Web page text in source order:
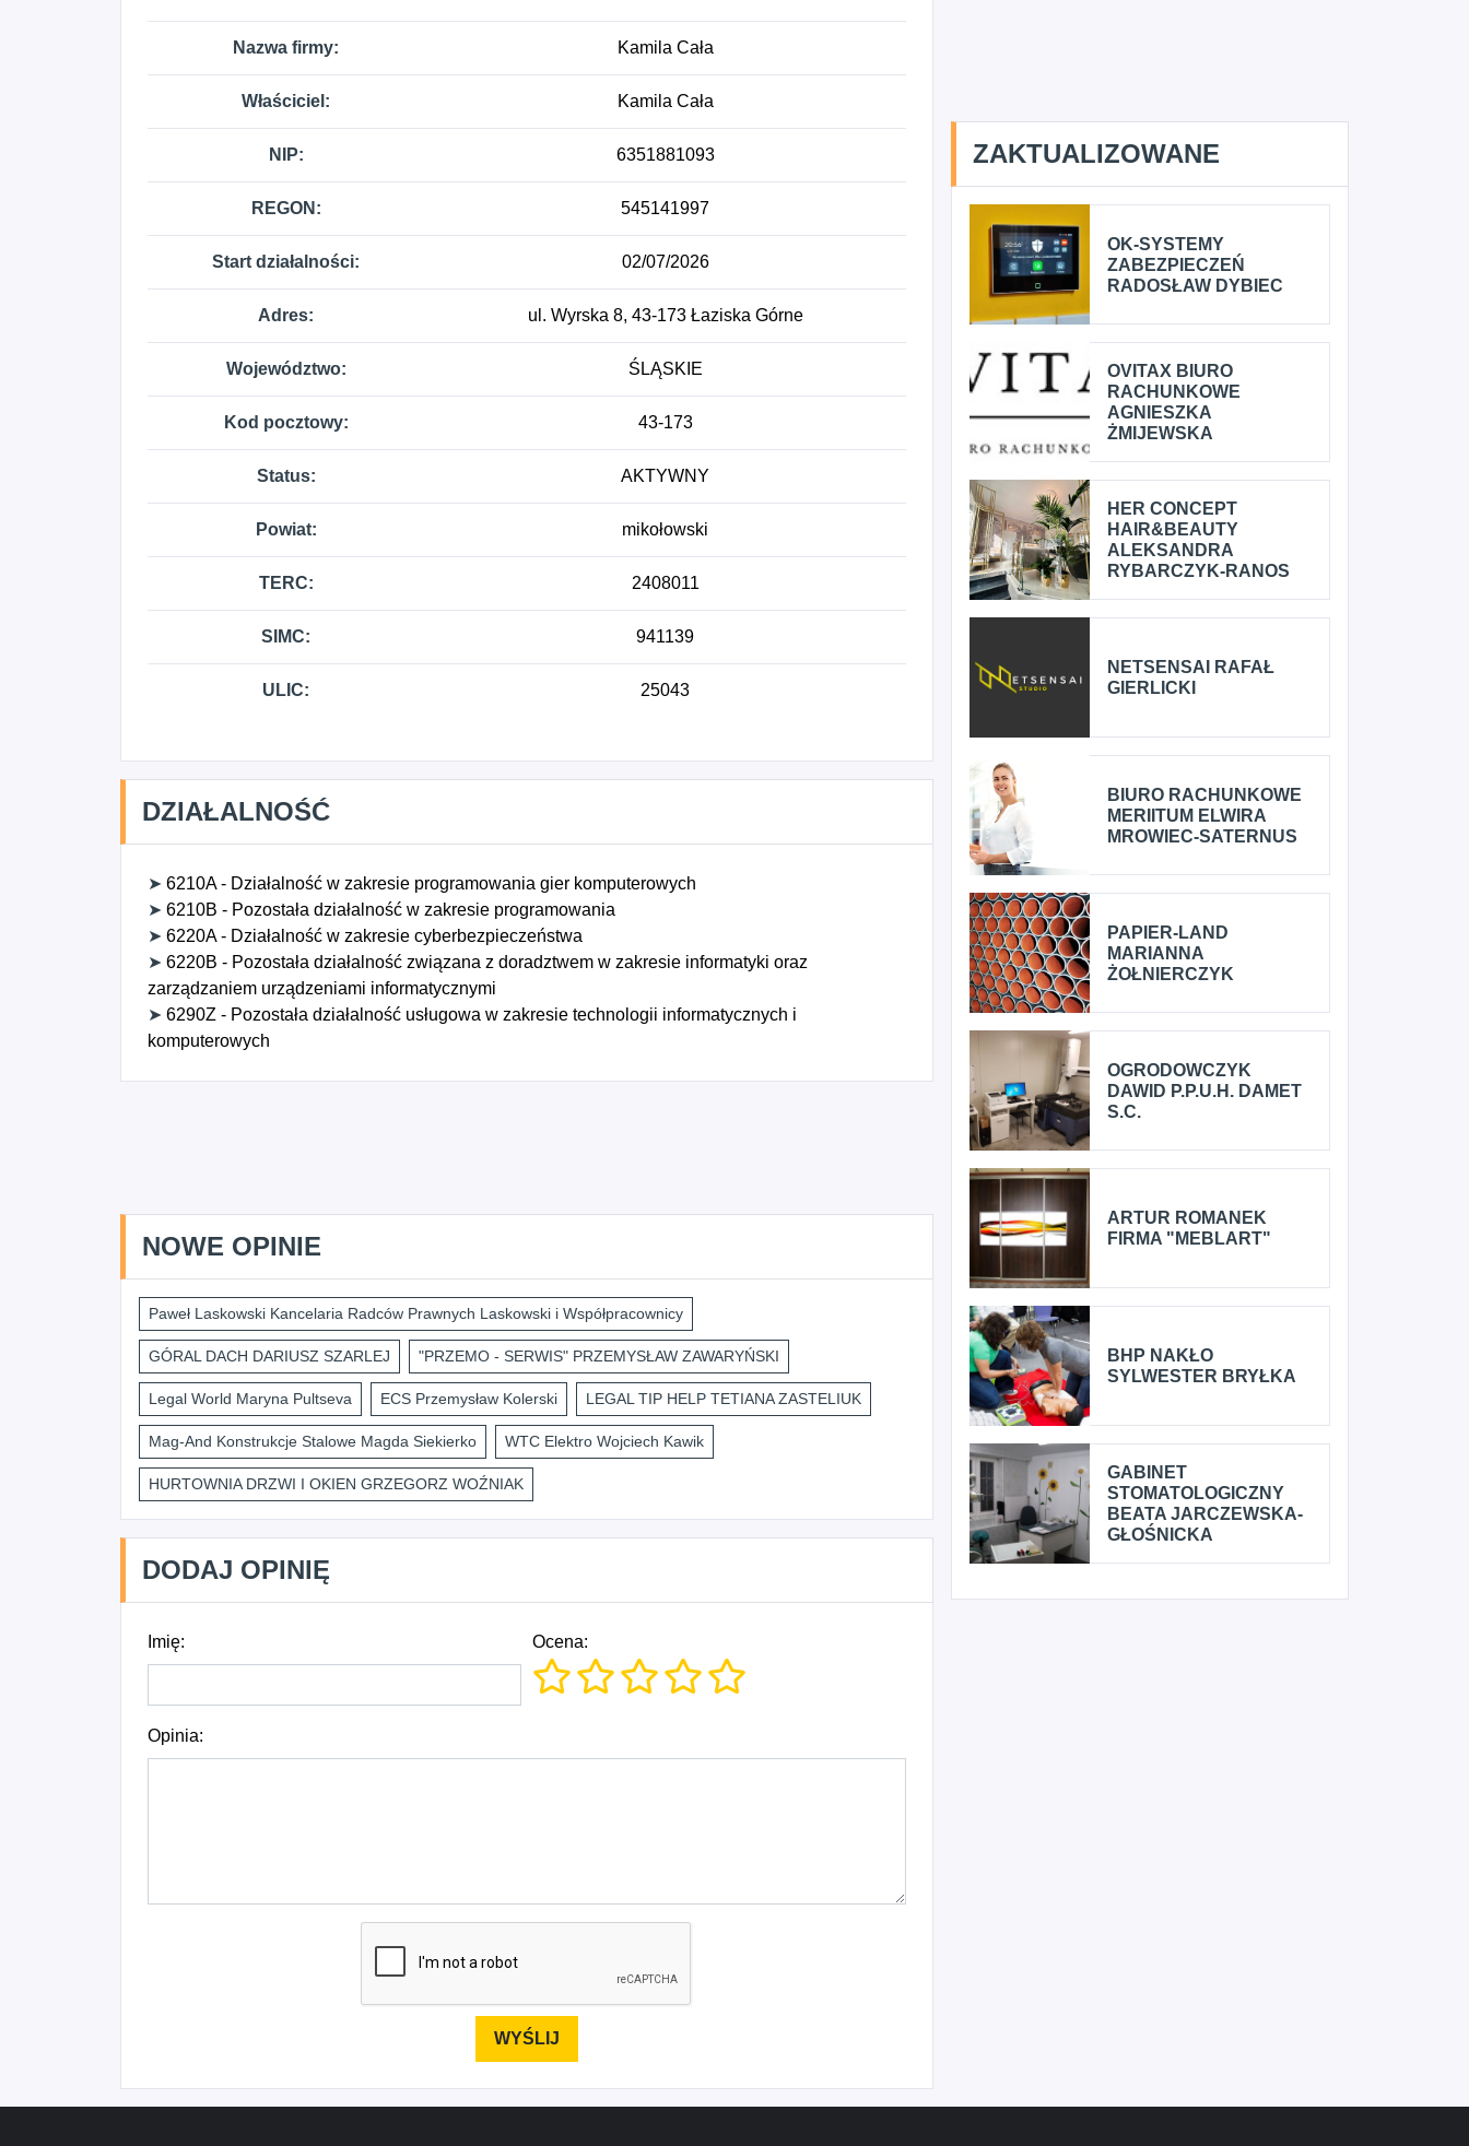
Nazwa firmy: Kamila Cała
Właściciel: Kamila Cała
NIP: 6351881093
REGON: 545141997
Start działalności: 02/07/2026
Adres: ul. Wyrska 8, 43-173 Łaziska Górne
Województwo: ŚLĄSKIE
Kod pocztowy: 43-173
Status: AKTYWNY
Powiat: mikołowski
TERC: 2408011
SIMC: 941139
ULIC: 25043
DZIAŁALNOŚĆ
➤ 6210A - Działalność w zakresie programowania gier komputerowych
➤ 6210B - Pozostała działalność w zakresie programowania
➤ 6220A - Działalność w zakresie cyberbezpieczeństwa
➤ 6220B - Pozostała działalność związana z doradztwem w zakresie informatyki oraz
zarządzaniem urządzeniami informatycznymi
➤ 6290Z - Pozostała działalność usługowa w zakresie technologii informatycznych i
komputerowych
NOWE OPINIE
Paweł Laskowski Kancelaria Radców Prawnych Laskowski i Współpracownicy
GÓRAL DACH DARIUSZ SZARLEJ "PRZEMO - SERWIS" PRZEMYSŁAW ZAWARYŃSKI
Legal World Maryna Pultseva ECS Przemysław Kolerski LEGAL TIP HELP TETIANA ZASTELIUK
Mag-And Konstrukcje Stalowe Magda Siekierko WTC Elektro Wojciech Kawik
HURTOWNIA DRZWI I OKIEN GRZEGORZ WOŹNIAK
DODAJ OPINIĘ
Imię: Ocena:
Opinia:
ZAKTUALIZOWANE
OK-SYSTEMY
ZABEZPIECZEŃ
RADOSŁAW DYBIEC
OVITAX BIURO
RACHUNKOWE
AGNIESZKA
ŻMIJEWSKA
HER CONCEPT
HAIR&BEAUTY
ALEKSANDRA
RYBARCZYK-RANOS
NETSENSAI RAFAŁ
GIERLICKI
BIURO RACHUNKOWE
MERIITUM ELWIRA
MROWIEC-SATERNUS
PAPIER-LAND
MARIANNA
ŻOŁNIERCZYK
OGRODOWCZYK
DAWID P.P.U.H. DAMET
S.C.
ARTUR ROMANEK
FIRMA "MEBLART"
BHP NAKŁO
SYLWESTER BRYŁKA
GABINET
STOMATOLOGICZNY
BEATA JARCZEWSKA-
GŁOŚNICKA